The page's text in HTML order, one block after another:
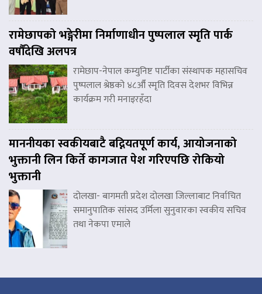
रामेछापको भङ्गेरीमा निर्माणाधीन पुष्पलाल स्मृति पार्क
वर्षौंदेखि अलपत्र
रामेछाप-नेपाल कम्युनिष्ट पार्टीका संस्थापक महासचिव
पुष्पलाल श्रेष्ठको ४८औँ स्मृति दिवस देशभर विभिन्न
कार्यक्रम गरी मनाइरहँदा
माननीयका स्वकीयबाटै बद्नियतपूर्ण कार्य, आयोजनाको
भुक्तानी लिन किर्ते कागजात पेश गरिएपछि रोकियो
भुक्तानी
दोलखा- बागमती प्रदेश दोलखा जिल्लाबाट निर्वाचित
समानुपातिक सांसद उर्मिला सुनुवारका स्वकीय सचिव
तथा नेकपा एमाले